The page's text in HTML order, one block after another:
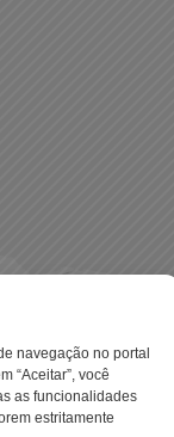
navegação no portal
“Aceitar”, você
as funcionalidades
estritamente